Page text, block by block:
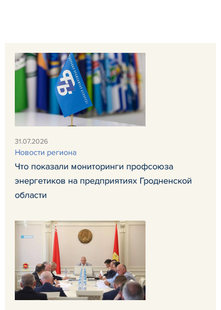
31.07.2026
Новости региона
Что показали мониторинги профсоюза
энергетиков на предприятиях Гродненской
области